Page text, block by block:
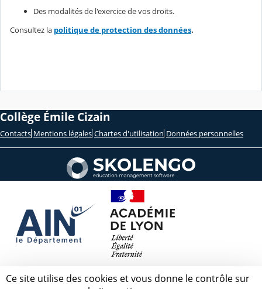
Des modalités de l'exercice de vos droits.
Consultez la politique de protection des données.
Collège Émile Cizain
Contacts Mentions légales Chartes d'utilisation Données personnelles
Ce site utilise des cookies et vous donne le contrôle sur